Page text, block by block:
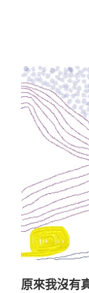
原來我沒有